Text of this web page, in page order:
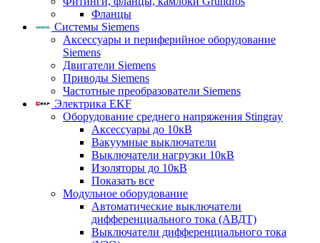
Фланцы
Системы Siemens
Аксессуары и периферийное оборудование
Siemens
Двигатели Siemens
Приводы Siemens
Частотные преобразователи Siemens
Электрика EKF
Оборудование среднего напряжения Stingray
Аксессуары до 10кВ
Вакуумные выключатели
Выключатели нагрузки 10кВ
Изоляторы до 10кВ
Показать все
Модульное оборудование
Автоматические выключатели
дифференциального тока (АВДТ)
Выключатели дифференциального тока